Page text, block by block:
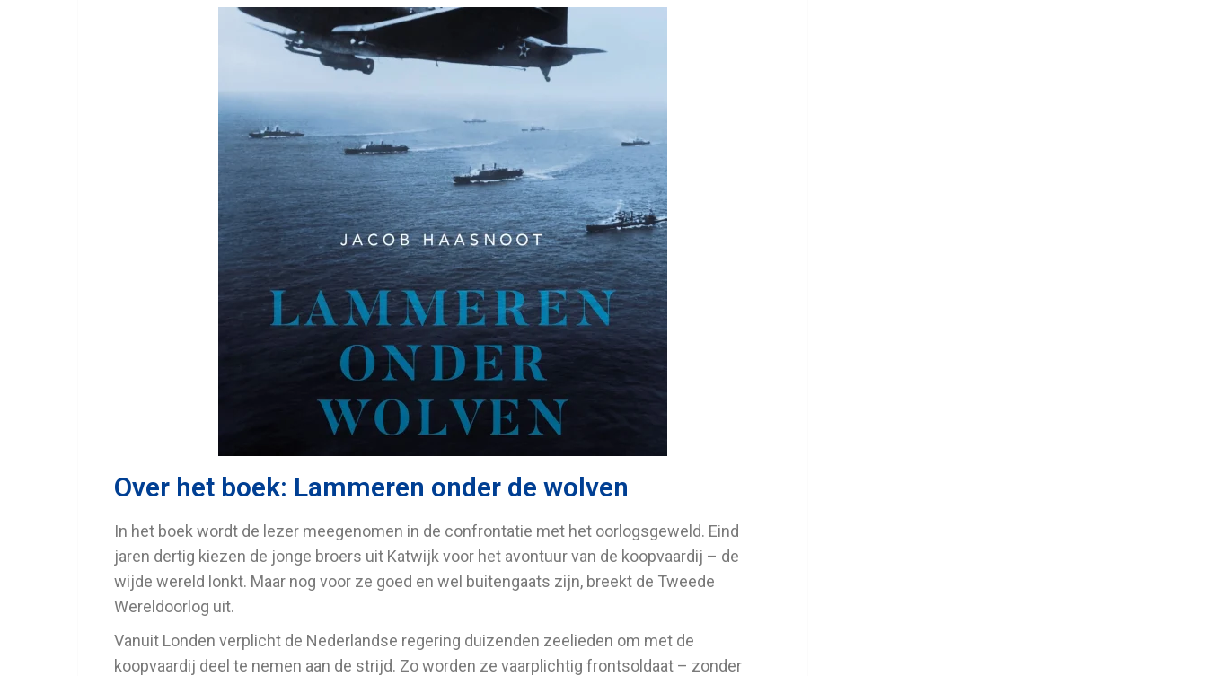
Over het boek: Lammeren onder de wolven
In het boek wordt de lezer meegenomen in de confrontatie met het oorlogsgeweld. Eind
jaren dertig kiezen de jonge broers uit Katwijk voor het avontuur van de koopvaardij – de
wijde wereld lonkt. Maar nog voor ze goed en wel buitengaats zijn, breekt de Tweede
Wereldoorlog uit.
Vanuit Londen verplicht de Nederlandse regering duizenden zeelieden om met de
koopvaardij deel te nemen aan de strijd. Zo worden ze vaarplichtig frontsoldaat – zonder